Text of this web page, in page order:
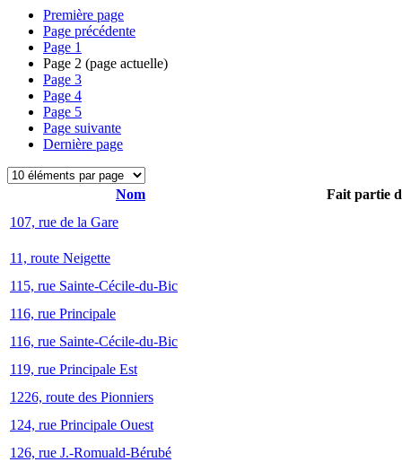
Première page
Page précédente
Page 1
Page 2 (page actuelle)
Page 3
Page 4
Page 5
Page suivante
Dernière page
Nom
Fait partie
107, rue de la Gare
11, route Neigette
115, rue Sainte-Cécile-du-Bic
116, rue Principale
116, rue Sainte-Cécile-du-Bic
119, rue Principale Est
1226, route des Pionniers
124, rue Principale Ouest
126, rue J.-Romuald-Bérubé